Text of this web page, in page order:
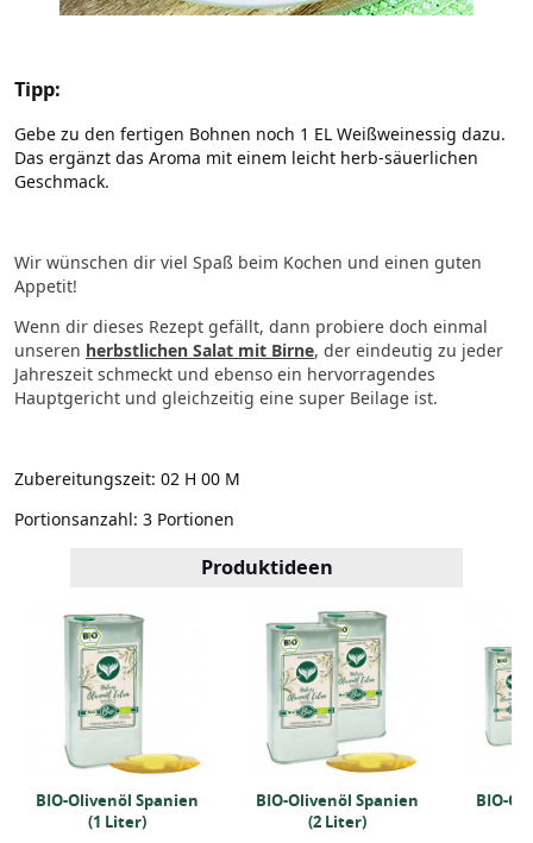
Tipp:
Gebe zu den fertigen Bohnen noch 1 EL Weißweinessig dazu.
Das ergänzt das Aroma mit einem leicht herb-säuerlichen
Geschmack.
Wir wünschen dir viel Spaß beim Kochen und einen guten
Appetit!
Wenn dir dieses Rezept gefällt, dann probiere doch einmal
unseren herbstlichen Salat mit Birne, der eindeutig zu jeder
Jahreszeit schmeckt und ebenso ein hervorragendes
Hauptgericht und gleichzeitig eine super Beilage ist.
Zubereitungszeit: 02 H 00 M
Portionsanzahl: 3 Portionen
Produktideen
BIO-Olivenöl Spanien
(1 Liter)
BIO-Olivenöl Spanien
(2 Liter)
BIO-